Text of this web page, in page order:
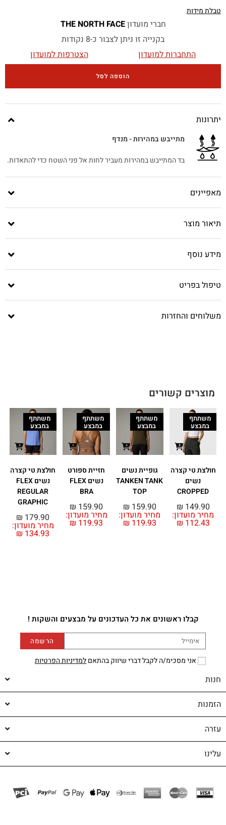
טבלת מידות
חברי מועדוןTHE NORTH FACE
בקנייה זו ניתן לצבור כ-8 נקודות
התחברות למועדון
הצטרפות למועדון
הוספה לסל
יתרונות
מתייבש במהירות - מנדף
בד המתייבש במהירות מעביר לחות אל פני השטח כדי להתאדות.
מאפיינים
תיאור מוצר
מידע נוסף
טיפול בפריט
משלוחים והחזרות
מוצרים קשורים
משתתף
במבצע
חולצת טי קצרה
נשים
CROPPED
מחיר מועדון:
₪ 112.43
₪ 149.90
משתתף
במבצע
גופיית נשים
TANKEN TANK
TOP
מחיר מועדון:
₪ 119.93
₪ 159.90
משתתף
במבצע
חזיית ספורט
נשים FLEX
BRA
מחיר מועדון:
₪ 119.93
₪ 159.90
משתתף
במבצע
חולצת טי קצרה
נשים FLEX
REGULAR
GRAPHIC
מחיר מועדון:
₪ 134.93
₪ 179.90
קבלו ראשונים את כל העדכונים על מבצעים והשקות !
אני מסכימ/ה לקבל דברי שיווק בהתאםלמדיניות הפרטיות
הרשמה
חנות
הזמנות
עזרה
עלינו